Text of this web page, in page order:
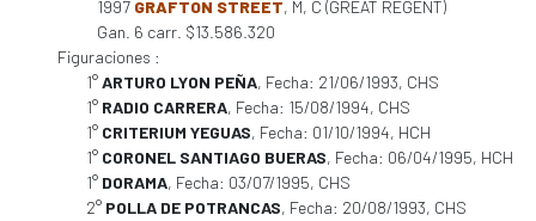
1997 GRAFTON STREET, M, C (GREAT REGENT)
Gan. 6 carr. $13.586.320
Figuraciones :
1°ARTURO LYON PEÑA, Fecha: 21/06/1993, CHS
1° RADIO CARRERA, Fecha: 15/08/1994, CHS
1° CRITERIUM YEGUAS, Fecha: 01/10/1994, HCH
1° CORONEL SANTIAGO BUERAS, Fecha: 06/04/1995, HCH
1° DORAMA, Fecha: 03/07/1995, CHS
2° POLLA DE POTRANCAS, Fecha: 20/08/1993, CHS